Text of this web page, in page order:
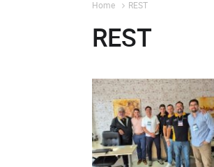
Home REST
REST